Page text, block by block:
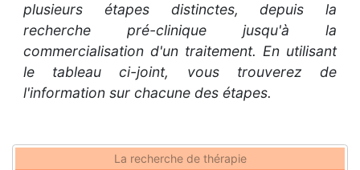
plusieurs étapes distinctes, depuis la
recherche pré-clinique jusqu'à la
commercialisation d'un traitement. En utilisant
le tableau ci-joint, vous trouverez de
l'information sur chacune des étapes.
La recherche de thérapie